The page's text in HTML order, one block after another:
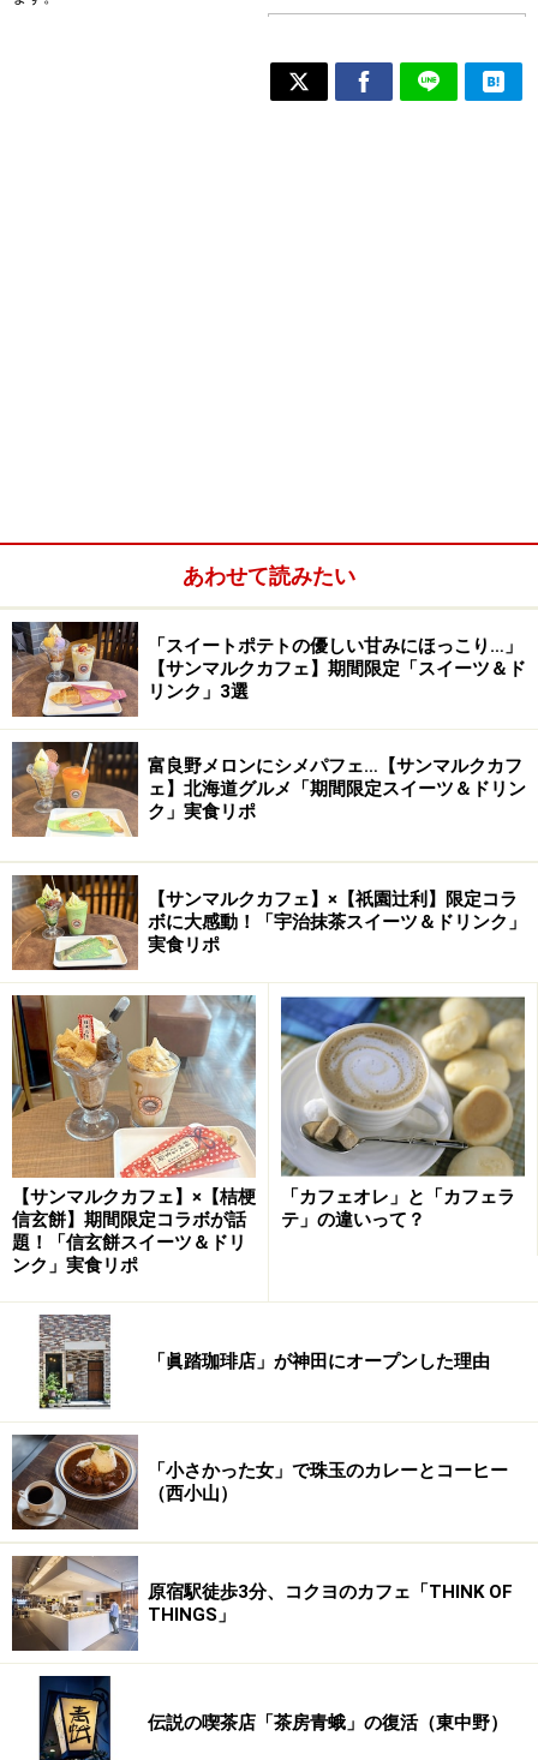
あわせて読みたい
「スイートポテトの優しい甘みにほっこり…」
【サンマルクカフェ】期間限定「スイーツ＆ド
リンク」3選
富良野メロンにシメパフェ…【サンマルクカフ
ェ】北海道グルメ「期間限定スイーツ＆ドリン
ク」実食リポ
【サンマルクカフェ】×【祇園辻利】限定コラ
ボに大感動！「宇治抹茶スイーツ＆ドリンク」
実食リポ
【サンマルクカフェ】×【桔梗
信玄餅】期間限定コラボが話
題！「信玄餅スイーツ＆ドリ
ンク」実食リポ
「カフェオレ」と「カフェラ
テ」の違いって？
「眞踏珈琲店」が神田にオープンした理由
「小さかった女」で珠玉のカレーとコーヒー
（西小山）
原宿駅徒歩3分、コクヨのカフェ「THINK OF
THINGS」
伝説の喫茶店「茶房青蛾」の復活（東中野）